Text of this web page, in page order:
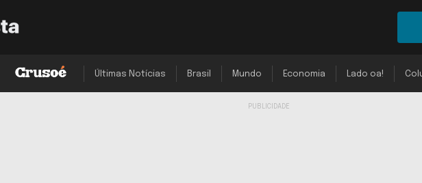
Últimas Notícias Brasil Mundo Economia Lado oa!